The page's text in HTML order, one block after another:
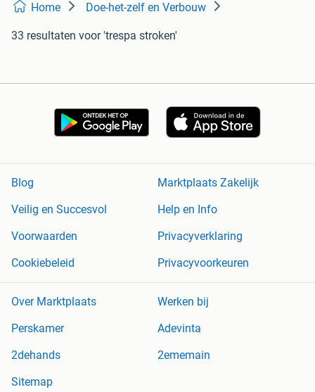
Home Doe-het-zelf en Verbouw
33 resultaten voor 'trespa stroken'
Blog
Marktplaats Zakelijk
Veilig en Succesvol
Help en Info
Voorwaarden
Privacyverklaring
Cookiebeleid
Privacyvoorkeuren
Over Marktplaats
Werken bij
Perskamer
Adevinta
2dehands
2ememain
Sitemap